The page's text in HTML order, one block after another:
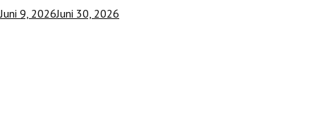
Juni 9, 2026Juni 30, 2026